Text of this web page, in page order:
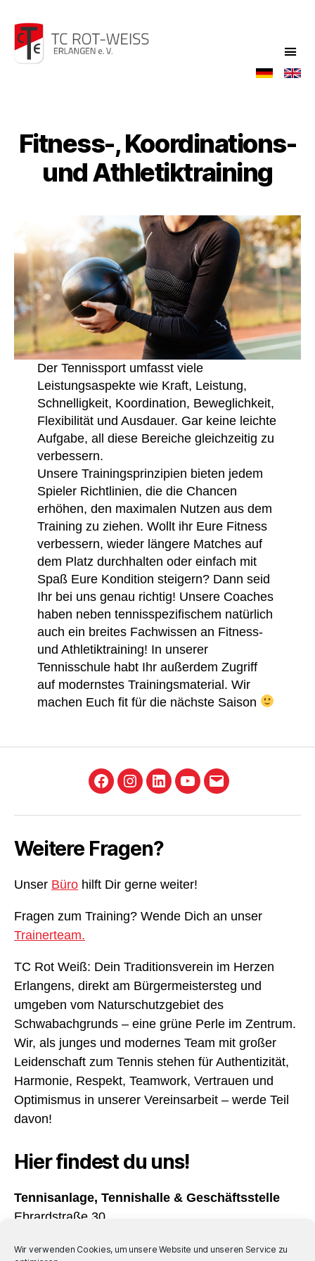
Wir verwenden Cookies, um unsere Website und unseren Service zu
Fitness-, Koordinations-
und Athletiktraining
Der Tennissport umfasst viele
Leistungsaspekte wie Kraft, Leistung,
Schnelligkeit, Koordination, Beweglichkeit,
Flexibilität und Ausdauer. Gar keine leichte
Aufgabe, all diese Bereiche gleichzeitig zu
verbessern.
Unsere Trainingsprinzipien bieten jedem
Spieler Richtlinien, die die Chancen
erhöhen, den maximalen Nutzen aus dem
Training zu ziehen. Wollt ihr Eure Fitness
verbessern, wieder längere Matches auf
dem Platz durchhalten oder einfach mit
Spaß Eure Kondition steigern? Dann seid
Ihr bei uns genau richtig! Unsere Coaches
haben neben tennisspezifischem natürlich
auch ein breites Fachwissen an Fitness-
und Athletiktraining! In unserer
Tennisschule habt Ihr außerdem Zugriff
auf modernstes Trainingsmaterial. Wir
machen Euch fit für die nächste Saison
FacebookInstagram
LinkedInYouTube
E-
Weitere Fragen?
Unser Büro hilft Dir gerne weiter!
Fragen zum Training? Wende Dich an unser
Trainerteam.
TC Rot Weiß: Dein Traditionsverein im Herzen
Erlangens, direkt am Bürgermeistersteg und
umgeben vom Naturschutzgebiet des
Schwabachgrunds – eine grüne Perle im Zentrum.
Wir, als junges und modernes Team mit großer
Leidenschaft zum Tennis stehen für Authentizität,
Harmonie, Respekt, Teamwork, Vertrauen und
Optimismus in unserer Vereinsarbeit – werde Teil
davon!
Hier findest du uns!
Tennisanlage, Tennishalle & Geschäftsstelle
Ebrardstraße 30